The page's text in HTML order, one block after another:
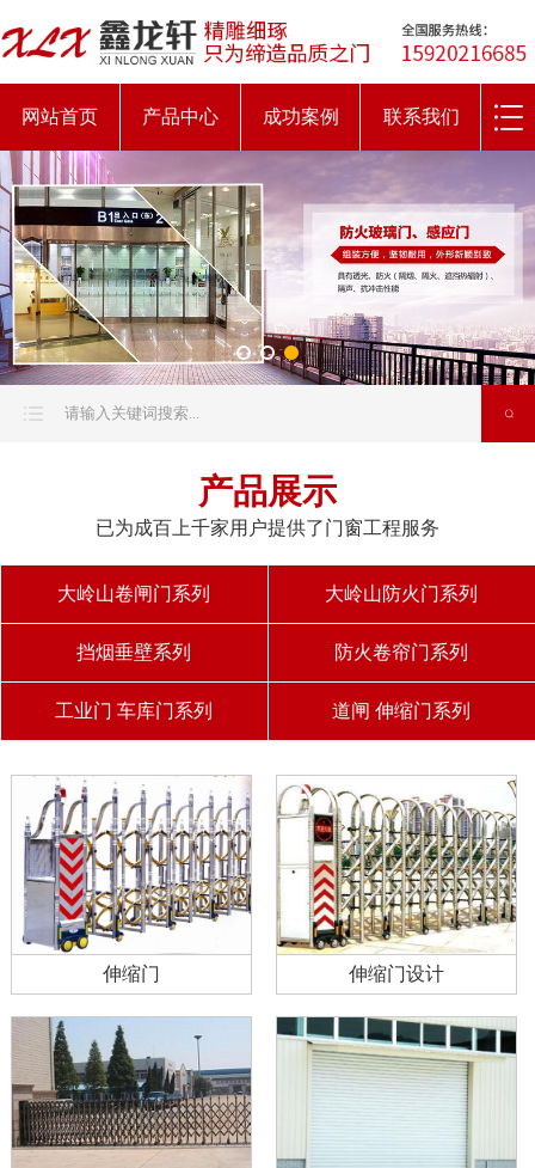
网站首页 产品中心 成功案例 联系我们
产品展示
已为成百上千家用户提供了门窗工程服务
大岭山卷闸门系列 大岭山防火门系列
挡烟垂壁系列 防火卷帘门系列
工业门 车库门系列 道闸 伸缩门系列
伸缩门 伸缩门设计